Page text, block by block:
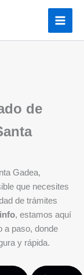
de
Gadea,
que necesites
de trámites
, estamos aquí
a paso, donde
y rápida.